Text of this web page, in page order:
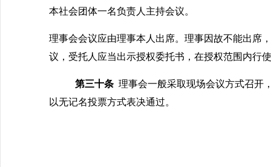
本社会团体一名负责人主持会议。
理事会会议应由理事本人出席。理事因故不能出席
议，受托人应当出示授权委托书，在授权范围内行
第三十条 理事会一般采取现场会议方式召开
以无记名投票方式表决通过。